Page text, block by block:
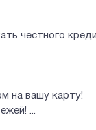
честного
на вашу карту!
...